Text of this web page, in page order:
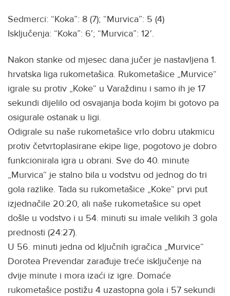
Sedmerci: “Koka”: 8 (7); “Murvica”: 5 (4)
Isključenja: “Koka”: 6′; “Murvica”: 12′.
Nakon stanke od mjesec dana jučer je nastavljena 1.
hrvatska liga rukometašica. Rukometašice „Murvice“
igrale su protiv „Koke“ u Varaždinu i samo ih je 17
sekundi dijelilo od osvajanja boda kojim bi gotovo pa
osigurale ostanak u ligi.
Odigrale su naše rukometašice vrlo dobru utakmicu
protiv četvrtoplasirane ekipe lige, pogotovo je dobro
funkcionirala igra u obrani. Sve do 40. minute
„Murvica“ je stalno bila u vodstvu od jednog do tri
gola razlike. Tada su rukometašice „Koke“ prvi put
izjednačile 20:20, ali naše rukometašice su opet
došle u vodstvo i u 54. minuti su imale velikih 3 gola
prednosti (24:27).
U 56. minuti jedna od ključnih igračica „Murvice“
Dorotea Prevendar zarađuje treće isključenje na
dvije minute i mora izaći iz igre. Domaće
rukometašice postižu 4 uzastopna gola i 57 sekundi